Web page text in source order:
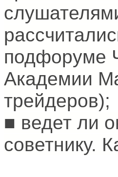
подфоруме
Академии
трейдеров);
■ ведет ли
советнику.